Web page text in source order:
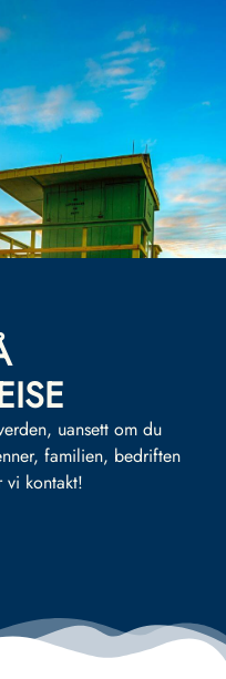
uansett om du
familien, bedriften
vi kontakt!